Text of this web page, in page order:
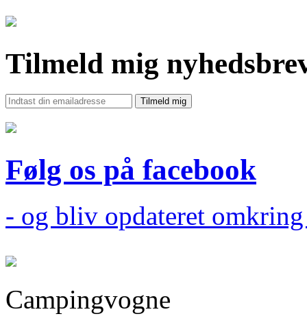
Tilmeld mig
Følg os på facebook
- og bliv opdateret
Campingvogne